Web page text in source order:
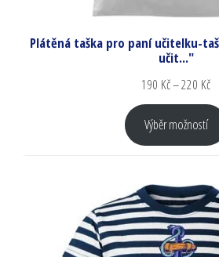
Plátěná taška pro paní učitelku-
učit..."
190 Kč–220 Kč
Výběr možností